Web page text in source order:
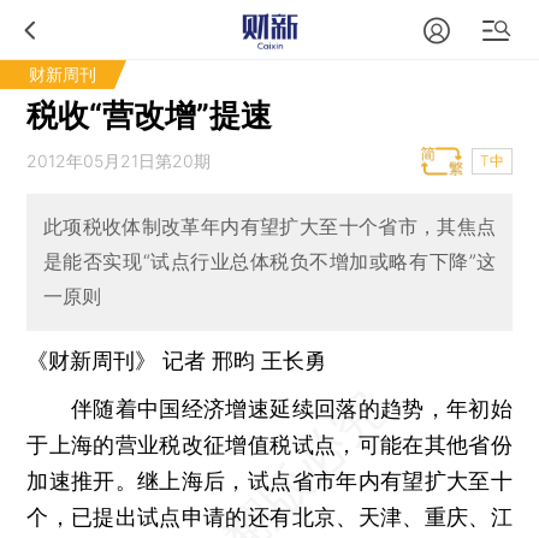
财新周刊
税收“营改增”提速
2012年05月21日第20期 T中
此项税收体制改革年内有望扩大至十个省市，其焦点
是能否实现“试点行业总体税负不增加或略有下降”这
一原则
《财新周刊》 记者邢昀 王长勇
伴随着中国经济增速延续回落的趋势，年初始
于上海的营业税改征增值税试点，可能在其他省份
加速推开。继上海后，试点省市年内有望扩大至十
个，已提出试点申请的还有北京、天津、重庆、江